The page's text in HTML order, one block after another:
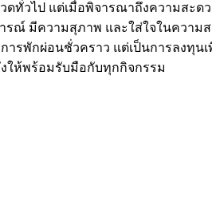
ไป แต่เมื่อพิจารณาถึงความสะดว
มีความสุภาพ และใส่ใจในความส
การพักผ่อนชั่วคราว แต่เป็นการลง
ให้พร้อมรับมือกับทุกกิจกรรม